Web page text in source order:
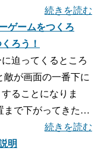
続きを読む
ゲームをつくろ
ろう！
迫ってくるところ
敵が画面の一番下に
ることになりま
まで下がってきた…
続きを読む
明